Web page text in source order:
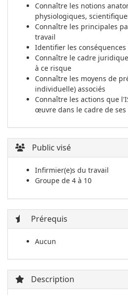
Connaître les notions
physiologiques,
Connaître les principales
travail
Identifier les
Connaître le cadre
à ce risque
Connaître les moyens de
individuelle) associés
Connaître les actions que
œuvre dans le cadre de ses
Public visé
Infirmier(e)s du travail
Groupe de 4 à 10
Prérequis
Aucun
Description